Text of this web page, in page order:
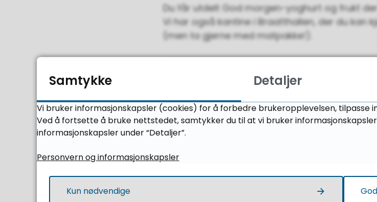
Du får utdelt God morgen-yoghurt og frukt
Vi har også kantine i Braatthallen, der du kan
(men ta gjerne med matpakke!).
Samtykke Detaljer
Vi bruker informasjonskapsler (cookies) for å forbedre brukeropplevelsen,
Ved å fortsette å bruke nettstedet, samtykker du til at vi bruker
informasjonskapsler under “Detaljer”.
Personvern og informasjonskapsler
Kun nødvendige